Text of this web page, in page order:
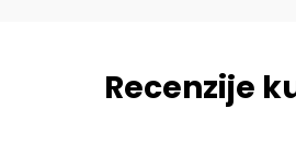
Recenzije